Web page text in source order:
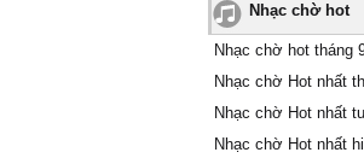
Nhạc chờ hot
Nhạc chờ hot tháng
Nhạc chờ Hot nhất
Nhạc chờ Hot nhất
Nhạc chờ Hot nhất